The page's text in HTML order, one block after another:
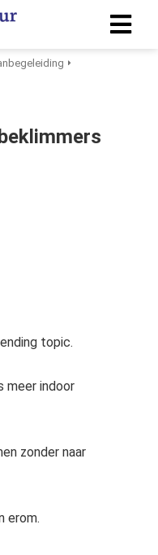
topic.
meer indoor
zonder naar
erom.